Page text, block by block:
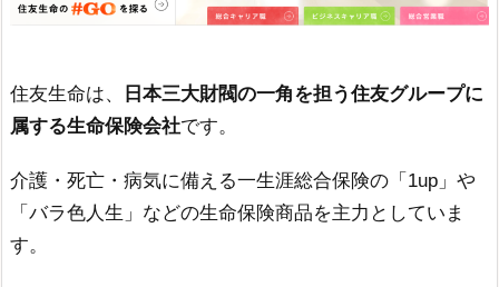
住友生命は、
日本三大財閥の一角を担う住友グループに
属する生命保険会社です。
介護・死亡・病気に備える一生涯総合保険の「1up」や
「バラ色人生」などの生命保険商品を主力としていま
す。